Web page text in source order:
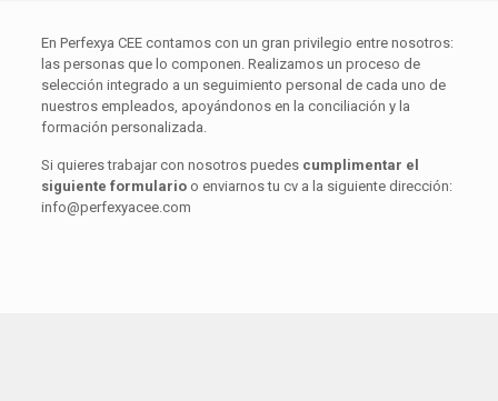
En Perfexya CEE contamos con un gran privilegio entre nosotros:
las personas que lo componen. Realizamos un proceso de
selección integrado a un seguimiento personal de cada uno de
nuestros empleados, apoyándonos en la conciliación y la
formación personalizada.
Si quieres trabajar con nosotros puedes cumplimentar el
siguiente formularioo enviarnos tu cv a la siguiente dirección:
info@perfexyacee.com